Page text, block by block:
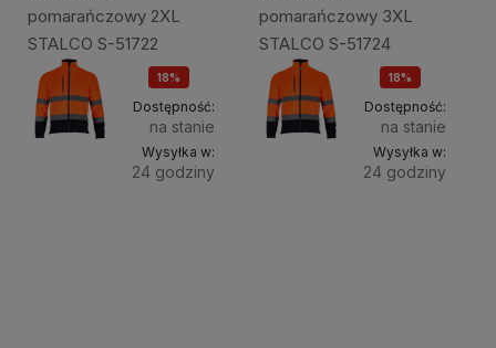
pomarańczowy 2XL
STALCO S-51722
18%
OKAZJA
Dostępność:
na stanie
Wysyłka w:
24 godziny
pomarańczowy 3XL
STALCO S-51724
18%
OKAZJA
Dostępność:
na stanie
Wysyłka w:
24 godziny